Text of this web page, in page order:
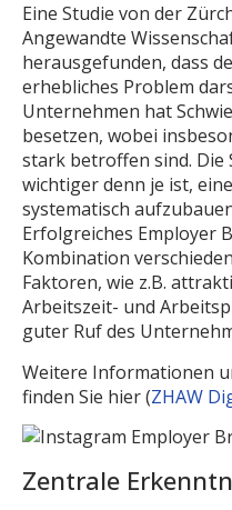
Eine Studie von der
Angewandte
herausgefunden, dass
erhebliches Problem
Unternehmen hat
besetzen, wobei
stark betroffen sind. Die
wichtiger denn je ist,
systematisch
Erfolgreiches Employer
Kombination
Faktoren, wie z.B.
Arbeitszeit- und
guter Ruf des
Weitere Informationen
finden Sie hier​ (ZHAW
Zentrale